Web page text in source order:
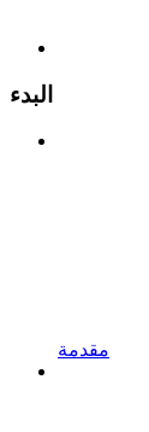
البدء
مقدمة